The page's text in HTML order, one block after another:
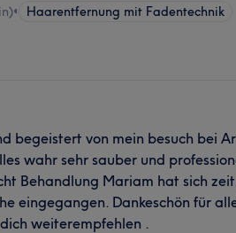
• Haarentfernung mit Fadentechnik
begeistert von mein besuch bei
wahr sehr sauber und
Behandlung Mariam hat sich
eingegangen. Dankeschön für
weiterempfehlen .